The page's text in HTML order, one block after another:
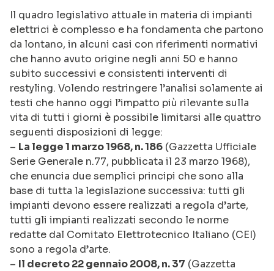
Il quadro legislativo attuale in materia di impianti
elettrici è complesso e ha fondamenta che partono
da lontano, in alcuni casi con riferimenti normativi
che hanno avuto origine negli anni 50 e hanno
subito successivi e consistenti interventi di
restyling. Volendo restringere l’analisi solamente ai
testi che hanno oggi l’impatto più rilevante sulla
vita di tutti i giorni è possibile limitarsi alle quattro
seguenti disposizioni di legge:
– La legge 1 marzo 1968, n. 186 (Gazzetta Ufficiale
Serie Generale n.77, pubblicata il 23 marzo 1968),
che enuncia due semplici principi che sono alla
base di tutta la legislazione successiva: tutti gli
impianti devono essere realizzati a regola d’arte,
tutti gli impianti realizzati secondo le norme
redatte dal Comitato Elettrotecnico Italiano (CEI)
sono a regola d’arte.
– Il decreto 22 gennaio 2008, n. 37 (Gazzetta